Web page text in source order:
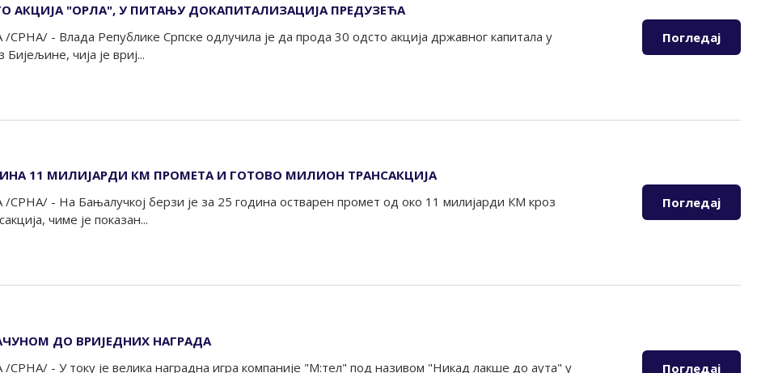
АКЦИЈА "ОРЛА", У ПИТАЊУ ДОКАПИТАЛИЗАЦИЈА ПРЕДУЗЕЋА
- Влада Републике Српске одлучила је да прода 30 одсто акција државног капитала у
чија је вриј...
Погледај
11 МИЛИЈАРДИ КМ ПРОМЕТА И ГОТОВО МИЛИОН ТРАНСАКЦИЈА
- На Бањалучкој берзи је за 25 година остварен промет од око 11 милијарди КМ кроз
чиме је показан...
Погледај
ДО ВРИЈЕДНИХ НАГРАДА
- У току је велика наградна игра компаније "М:тел" под називом "Никад лакше до аута" у
Погледај